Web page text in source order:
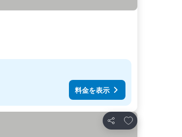
料金を表示
シェア
お気に入りに追加